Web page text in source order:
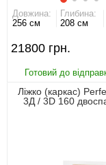
Довжина:
256 см
Глибина:
208 см
21800 грн.
Ліжко (каркас)
3Д / 3D 160